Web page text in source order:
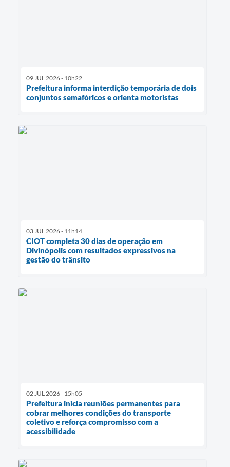
09 JUL 2026 - 10h22
Prefeitura informa interdição temporária de dois
conjuntos semafóricos e orienta motoristas
03 JUL 2026 - 11h14
CIOT completa 30 dias de operação em
Divinópolis com resultados expressivos na
gestão do trânsito
02 JUL 2026 - 15h05
Prefeitura inicia reuniões permanentes para
cobrar melhores condições do transporte
coletivo e reforça compromisso com a
acessibilidade